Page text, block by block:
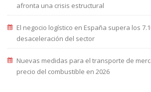
afronta una crisis estructural
El negocio logístico en España supera los
desaceleración del sector
Nuevas medidas para el transporte de
precio del combustible en 2026